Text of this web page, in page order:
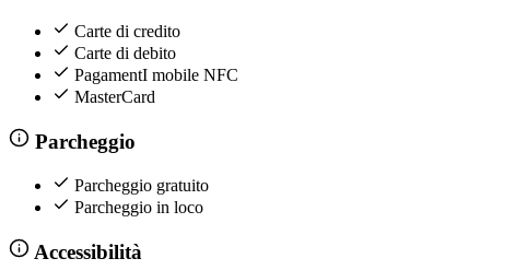
Carte di credito
Carte di debito
PagamentI mobile NFC
MasterCard
Parcheggio
Parcheggio gratuito
Parcheggio in loco
Accessibilità